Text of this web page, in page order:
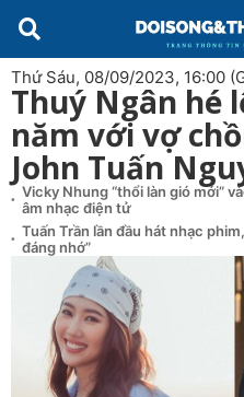
Thứ Sáu, 08/09/2023, 16:00
Thuý Ngân hé
năm với vợ
John Tuấn
Vicky Nhung “thổi làn gió mới”
âm nhạc điện tử
Tuấn Trần lần đầu hát nhạc
đáng nhớ”